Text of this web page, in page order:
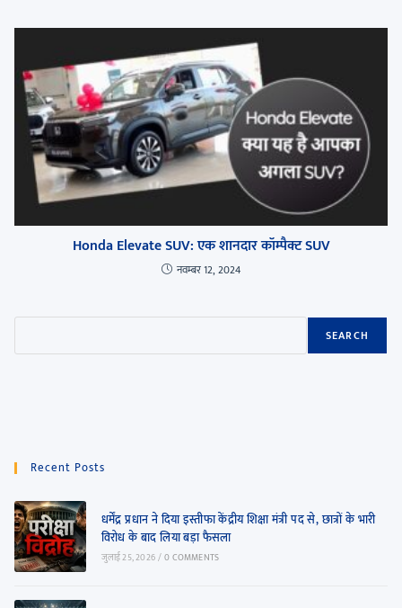
Honda Elevate SUV: एक शानदार कॉम्पैक्ट SUV
नवम्बर 12, 2024
SEARCH
Recent Posts
धर्मेंद्र प्रधान ने दिया इस्तीफा केंद्रीय शिक्षा मंत्री पद से, छात्रों के भारी
विरोध के बाद लिया बड़ा फैसला
जुलाई 25, 2026/0 COMMENTS